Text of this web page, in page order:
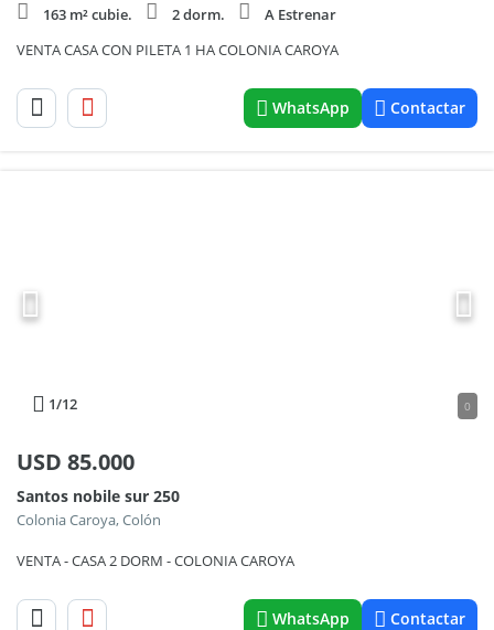
163 m² cubie.
2 dorm.
A Estrenar
VENTA CASA CON PILETA 1 HA COLONIA CAROYA
WhatsApp Contactar
1/12 0
USD 85.000
Santos nobile sur 250
Colonia Caroya, Colón
VENTA - CASA 2 DORM - COLONIA CAROYA
WhatsApp Contactar